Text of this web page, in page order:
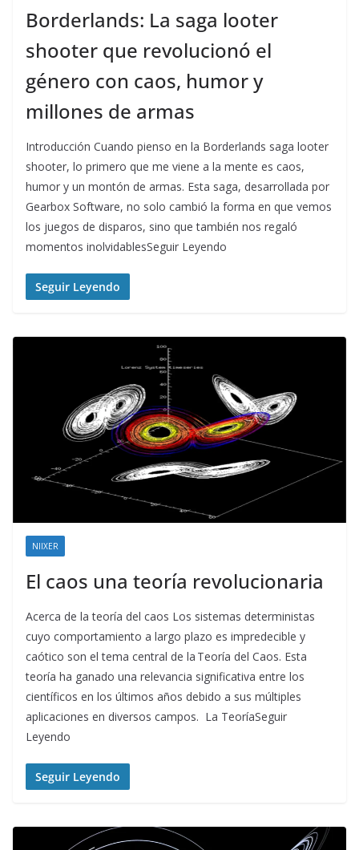
Borderlands: La saga looter
shooter que revolucionó el
género con caos, humor y
millones de armas
Introducción Cuando pienso en la Borderlands saga looter
shooter, lo primero que me viene a la mente es caos,
humor y un montón de armas. Esta saga, desarrollada por
Gearbox Software, no solo cambió la forma en que vemos
los juegos de disparos, sino que también nos regaló
momentos inolvidablesSeguir Leyendo
Seguir Leyendo
NIIXER
El caos una teoría revolucionaria
Acerca de la teoría del caos Los sistemas deterministas
cuyo comportamiento a largo plazo es impredecible y
caótico son el tema central de la Teoría del Caos. Esta
teoría ha ganado una relevancia significativa entre los
científicos en los últimos años debido a sus múltiples
aplicaciones en diversos campos. La TeoríaSeguir
Leyendo
Seguir Leyendo